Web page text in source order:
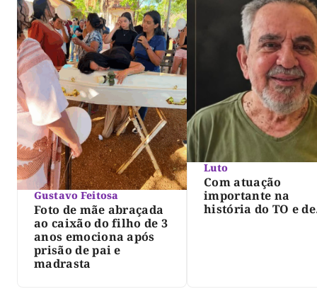
Gustavo Feitosa
Foto de mãe abraçada
ao caixão do filho de 3
anos emociona após
prisão de pai e
madrasta
Luto
Com atuação
importante na
história do TO e de